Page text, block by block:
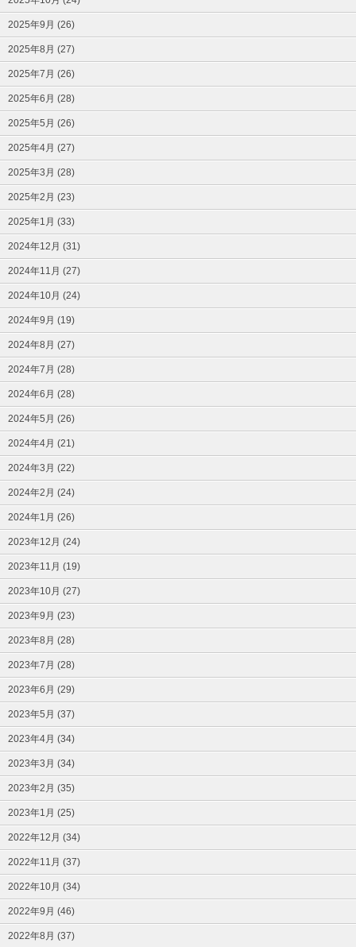
2025年9月 (26)
2025年8月 (27)
2025年7月 (26)
2025年6月 (28)
2025年5月 (26)
2025年4月 (27)
2025年3月 (28)
2025年2月 (23)
2025年1月 (33)
2024年12月 (31)
2024年11月 (27)
2024年10月 (24)
2024年9月 (19)
2024年8月 (27)
2024年7月 (28)
2024年6月 (28)
2024年5月 (26)
2024年4月 (21)
2024年3月 (22)
2024年2月 (24)
2024年1月 (26)
2023年12月 (24)
2023年11月 (19)
2023年10月 (27)
2023年9月 (23)
2023年8月 (28)
2023年7月 (28)
2023年6月 (29)
2023年5月 (37)
2023年4月 (34)
2023年3月 (34)
2023年2月 (35)
2023年1月 (25)
2022年12月 (34)
2022年11月 (37)
2022年10月 (34)
2022年9月 (46)
2022年8月 (37)